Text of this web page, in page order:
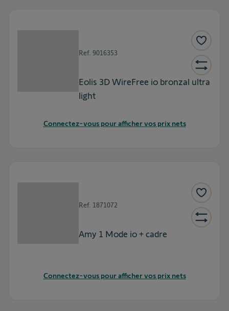
Ref. 9016353
Eolis 3D WireFree io bronzal ultra
light
Connectez-vous pour afficher vos prix nets
Ref. 1871072
Amy 1 Mode io + cadre
Connectez-vous pour afficher vos prix nets